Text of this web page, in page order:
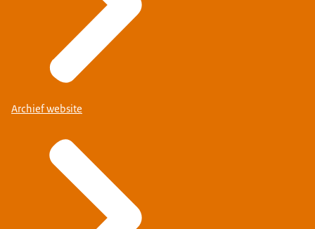
Archief website